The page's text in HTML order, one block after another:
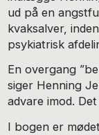
ud på en
kvaksalver,
psykiatrisk
En overgang
siger Henning
advare imod.
I bogen er